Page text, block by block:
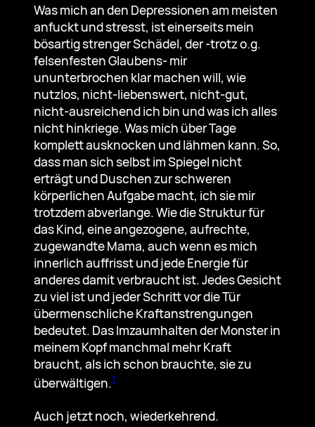
Was mich an den Depressionen am meisten
anfuckt und stresst, ist einerseits mein
bösartig strenger Schädel, der -trotz o.g.
felsenfesten Glaubens- mir
ununterbrochen klar machen will, wie
nutzlos, nicht-liebenswert, nicht-gut,
nicht-ausreichend ich bin und was ich alles
nicht hinkriege. Was mich über Tage
komplett ausknocken und lähmen kann. So,
dass man sich selbst im Spiegel nicht
erträgt und Duschen zur schweren
körperlichen Aufgabe macht, ich sie mir
trotzdem abverlange. Wie die Struktur für
das Kind, eine angezogene, aufrechte,
zugewandte Mama, auch wenn es mich
innerlich auffrisst und jede Energie für
anderes damit verbraucht ist. Jedes Gesicht
zu viel ist und jeder Schritt vor die Tür
übermenschliche Kraftanstrengungen
bedeutet. Das Imzaumhalten der Monster in
meinem Kopf manchmal mehr Kraft
braucht, als ich schon brauchte, sie zu
überwältigen.1
Auch jetzt noch, wiederkehrend.